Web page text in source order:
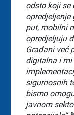
odsto koji se
put, mobilni
opredjeljuju
Građani već
digitalna i
sigurnosnih
bismo
javnom